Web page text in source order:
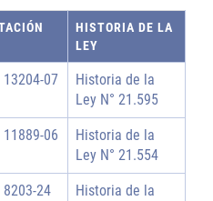
HISTORIA DE LA
LEY
07
Historia de la
Ley N° 21.595
06
Historia de la
Ley N° 21.554
24
Historia de la